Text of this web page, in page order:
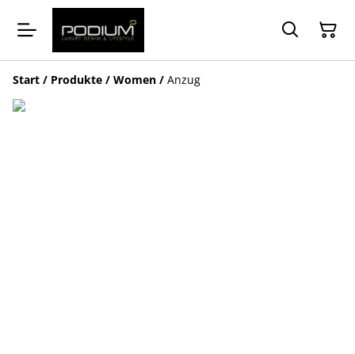
Start / Produkte / Women / Anzug